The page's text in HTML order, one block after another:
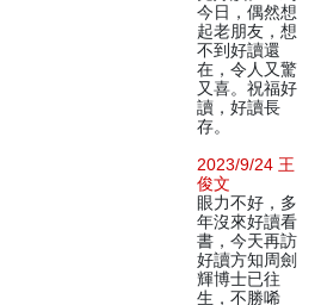
今日，偶然想
起老朋友，想
不到好讀還
在，令人又驚
又喜。祝福好
讀，好讀長
存。
2023/9/24 王
俊文
眼力不好，多
年沒來好讀看
書，今天再訪
好讀方知周劍
輝博士已往
生，不勝唏